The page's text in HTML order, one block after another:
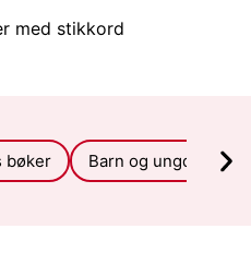
med stikkord
bøker Barn og ungdom